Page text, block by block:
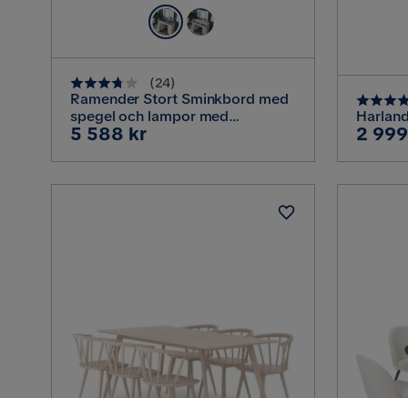
(24)
Ramender Stort Sminkbord med
spegel och lampor med
förvaring, Glas / Vit
Pris
5 588 kr Pris
2